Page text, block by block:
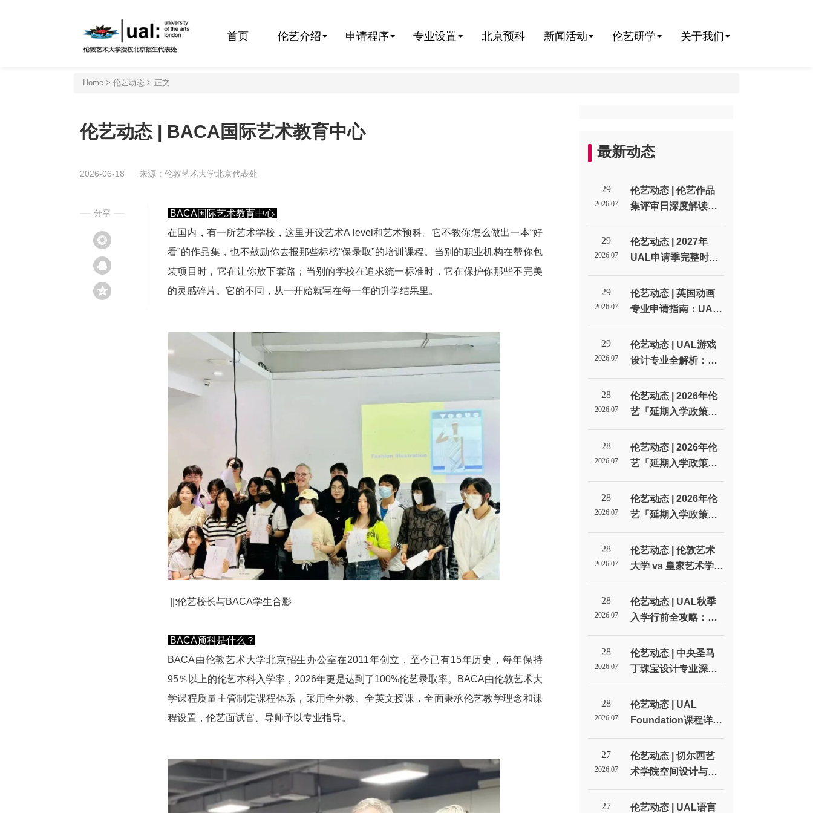
首页 伦艺介绍 申请程序 专业设置 北京预科 新闻活动 伦艺研学 关于我们
Home > 伦艺动态 > 正文
伦艺动态 | BACA国际艺术教育中心
2026-06-18 来源：伦敦艺术大学北京代表处
BACA国际艺术教育中心
在国内，有一所艺术学校，这里开设艺术A level和艺术预科。它不教你怎么做出一本“好
看”的作品集，也不鼓励你去报那些标榜“保录取”的培训课程。当别的职业机构在帮你包
装项目时，它在让你放下套路；当别的学校在追求统一标准时，它在保护你那些不完美
的灵感碎片。它的不同，从一开始就写在每一年的升学结果里。
||:伦艺校长与BACA学生合影
BACA预科是什么？
BACA由伦敦艺术大学北京招生办公室在2011年创立，至今已有15年历史，每年保持
95％以上的伦艺本科入学率，2026年更是达到了100%伦艺录取率。BACA由伦敦艺术大
学课程质量主管制定课程体系，采用全外教、全英文授课，全面秉承伦艺教学理念和课
程设置，伦艺面试官、导师予以专业指导。
分享
最新动态
29
2026.07
伦艺动态 | 伦艺作品
集评审日深度解读：
招生官到底在作品集
里找什么？_伦敦艺术
大学北京招生代表处
29
2026.07
伦艺动态 | 2027年
UAL申请季完整时间
线：从选校到拿Offer
的每一步_伦敦艺术大
学北京招生代表处
29
2026.07
伦艺动态 | 英国动画
专业申请指南：UAL
动画方向的四种选择_
伦敦艺术大学北京招
生代表处
29
2026.07
伦艺动态 | UAL游戏
设计专业全解析：从
LCC到CSM，游戏设
计到底学什么？_伦敦
艺术大学北京招生代
28
2026.07
伦艺动态 | 2026年伦
艺「延期入学政策」
全解析！
28
2026.07
伦艺动态 | 2026年伦
艺「延期入学政策」
全解析！
28
2026.07
伦艺动态 | 2026年伦
艺「延期入学政策」
全解析！
28
2026.07
伦艺动态 | 伦敦艺术
大学 vs 皇家艺术学
院：英国两大艺术名
校全方位对比_伦敦艺
术大学北京招生代表
28
2026.07
伦艺动态 | UAL秋季
入学行前全攻略：签
证、住宿和开学准备
清单_伦敦艺术大学北
京招生代表处
28
2026.07
伦艺动态 | 中央圣马
丁珠宝设计专业深度
解读：不只是做首饰_
伦敦艺术大学北京招
生代表处
28
2026.07
伦艺动态 | UAL
Foundation课程详
解：预科到底学什
么？值不值得读？_伦
敦艺术大学北京招生
27
2026.07
伦艺动态 | 切尔西艺
术学院空间设计与室
内设计专业深度解读_
伦敦艺术大学北京招
27 伦艺动态 | UAL语言